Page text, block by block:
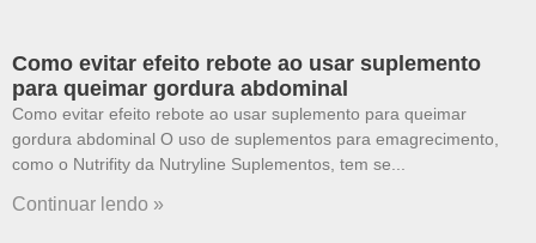
Como evitar efeito rebote ao usar suplemento
para queimar gordura abdominal
Como evitar efeito rebote ao usar suplemento para queimar
gordura abdominal O uso de suplementos para emagrecimento,
como o Nutrifity da Nutryline Suplementos, tem se
Continuar lendo »